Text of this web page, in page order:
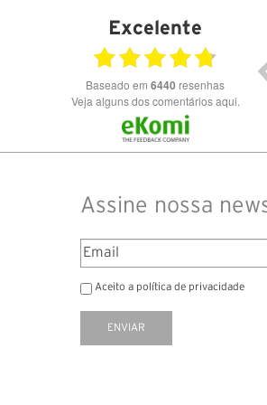
Excelente
Baseado em 6440 resenhas
Veja alguns dos comentários aqui.
Óculos de excelente qualidade aos melhores
preços
Assine nossa
Aceito a política de privacidade
ENVIAR